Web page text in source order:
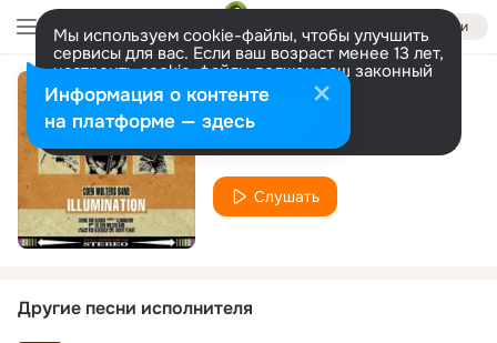
Войти
Мы используем cookie-файлы, чтобы улучшить
сервисы для вас. Если ваш возраст менее 13 лет,
настроить cookie-файлы должен ваш законный
представитель. Больше информации
Разрешить все Настроить
Ain't No Way
Coen Wolters Band
Слушать
Другие песни исполнителя
Информация о контенте
на платформе — здесь